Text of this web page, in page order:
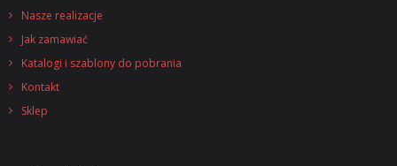
- Produkty Premium
Nasze realizacje
Jak zamawiać
Katalogi i szablony do pobrania
Kontakt
Sklep